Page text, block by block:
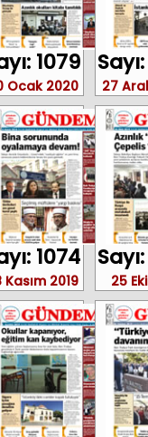
1079
Ocak 2020 27
1074
Kasım 2019 25